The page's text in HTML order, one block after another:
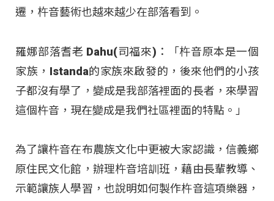
遷，杵音藝術也越來越少在部落看到。
羅娜部落耆老 Dahu(司福來)：「杵音原本是一個
家族，Istanda的家族來啟發的，後來他們的小孩
子都沒有學了，變成是我部落裡面的長者，來學習
這個杵音，現在變成是我們社區裡面的特點。」
為了讓杵音在布農族文化中更被大家認識，信義鄉
原住民文化館，辦理杵音培訓班，藉由長輩教導、
示範讓族人學習，也說明如何製作杵音這項樂器，